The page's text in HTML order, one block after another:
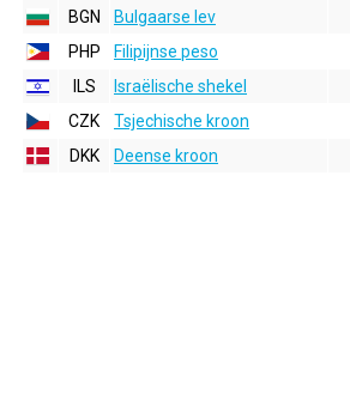
BGN
Bulgaarse lev
PHP
Filipijnse peso
ILS
Israëlische shekel
CZK
Tsjechische kroon
DKK
Deense kroon